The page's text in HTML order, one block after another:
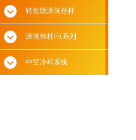
转造级滚珠丝杆
滚珠丝杆FA系列
中空冷却系统